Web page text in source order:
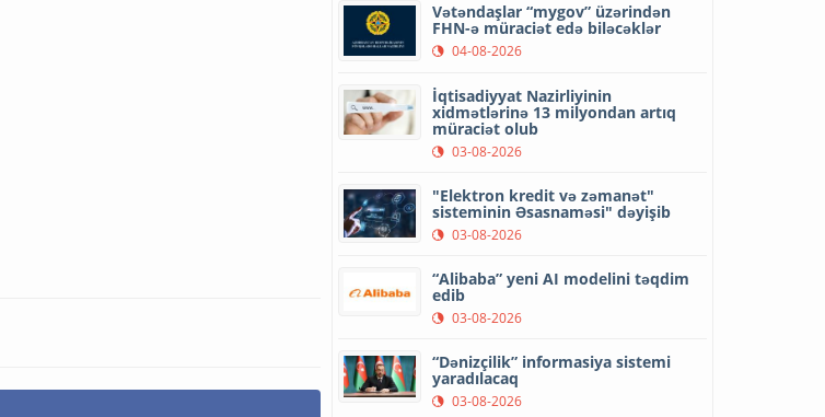
Vətəndaşlar “mygov” üzərindən
FHN-ə müraciət edə biləcəklər
04-08-2026
İqtisadiyyat Nazirliyinin
xidmətlərinə 13 milyondan artıq
müraciət olub
03-08-2026
"Elektron kredit və zəmanət"
sisteminin Əsasnaməsi" dəyişib
03-08-2026
“Alibaba” yeni AI modelini təqdim
edib
03-08-2026
“Dənizçilik” informasiya sistemi
yaradılacaq
03-08-2026